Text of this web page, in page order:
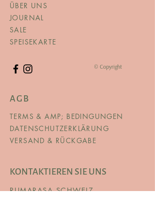
ÜBER UNS
JOURNAL
SALE
SPEISEKARTE
© Copyright
AGB
TERMS & AMP; BEDINGUNGEN
DATENSCHUTZERKLÄRUNG
VERSAND & RÜCKGABE
KONTAKTIEREN SIE UNS
RUMARASA SCHWEIZ